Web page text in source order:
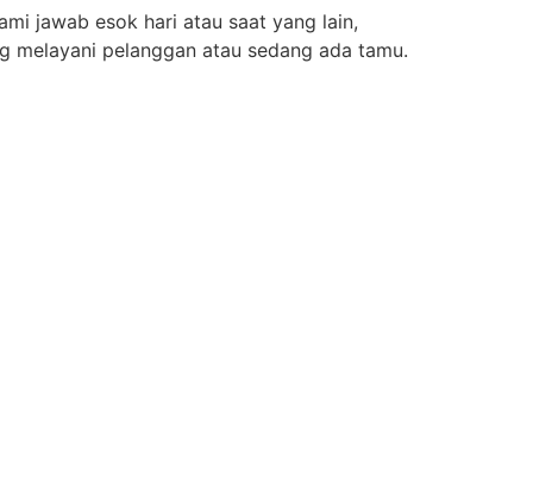
jawab esok hari atau saat yang lain,
melayani pelanggan atau sedang ada tamu.